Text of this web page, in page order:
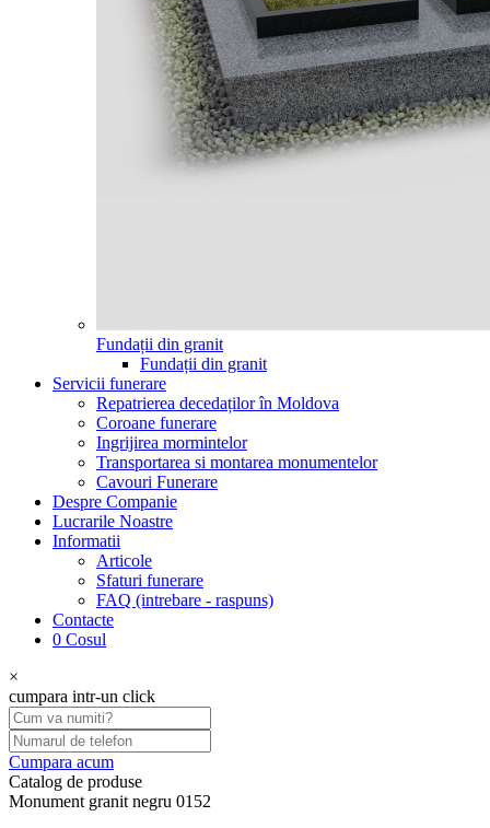
Fundații din granit
Fundații din granit
Servicii funerare
Repatrierea decedaților în Moldova
Coroane funerare
Ingrijirea mormintelor
Transportarea si montarea monumentelor
Cavouri Funerare
Despre Companie
Lucrarile Noastre
Informatii
Articole
Sfaturi funerare
FAQ (intrebare - raspuns)
Contacte
0 Cosul
×
cumpara intr-un click
Cumpara acum
Catalog de produse
Monument granit negru 0152